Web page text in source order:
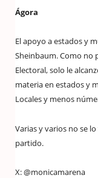
Ágora
El apoyo a estados y
Sheinbaum. Como no
Electoral, solo le
materia en estados y
Locales y menos
Varias y varios no se
partido.
X: @monicamarena